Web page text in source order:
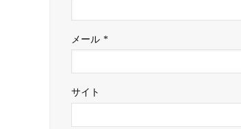
メール *
サイト